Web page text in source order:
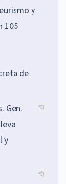
y
105
de
Gen.
y